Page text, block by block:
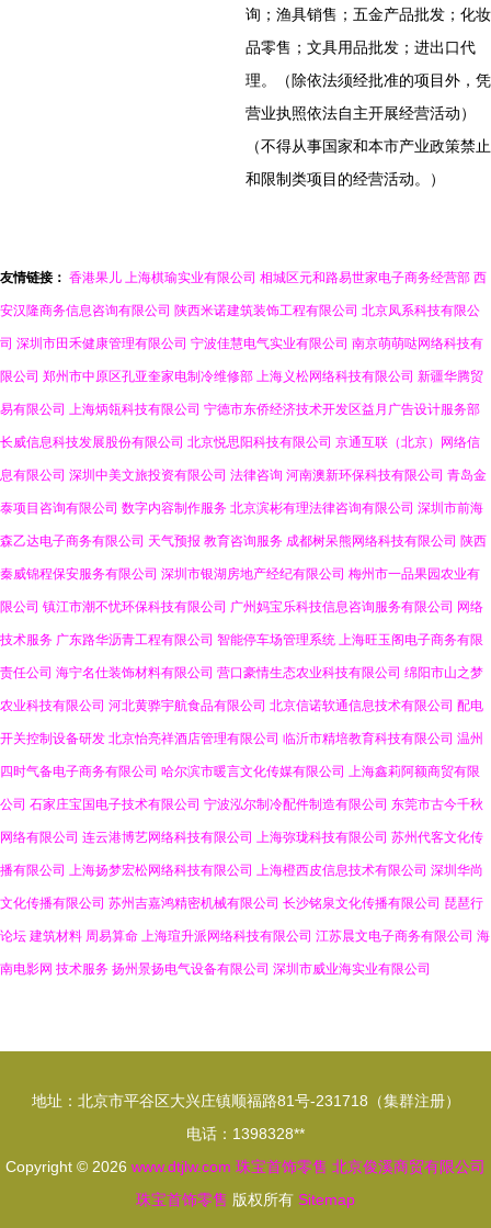
询；渔具销售；五金产品批发；化妆
品零售；文具用品批发；进出口代
理。（除依法须经批准的项目外，凭
营业执照依法自主开展经营活动）
（不得从事国家和本市产业政策禁止
和限制类项目的经营活动。）
友情链接： 香港果儿 上海棋瑜实业有限公司 相城区元和路易世家电子商务经营部 西
安汉隆商务信息咨询有限公司 陕西米诺建筑装饰工程有限公司 北京凤系科技有限公
司 深圳市田禾健康管理有限公司 宁波佳慧电气实业有限公司 南京萌萌哒网络科技有
限公司 郑州市中原区孔亚奎家电制冷维修部 上海义松网络科技有限公司 新疆华腾贸
易有限公司 上海炳瓴科技有限公司 宁德市东侨经济技术开发区益月广告设计服务部
长威信息科技发展股份有限公司 北京悦思阳科技有限公司 京通互联（北京）网络信
息有限公司 深圳中美文旅投资有限公司 法律咨询 河南澳新环保科技有限公司 青岛金
泰项目咨询有限公司 数字内容制作服务 北京滨彬有理法律咨询有限公司 深圳市前海
森乙达电子商务有限公司 天气预报 教育咨询服务 成都树呆熊网络科技有限公司 陕西
秦威锦程保安服务有限公司 深圳市银湖房地产经纪有限公司 梅州市一品果园农业有
限公司 镇江市潮不忧环保科技有限公司 广州妈宝乐科技信息咨询服务有限公司 网络
技术服务 广东路华沥青工程有限公司 智能停车场管理系统 上海旺玉阁电子商务有限
责任公司 海宁名仕装饰材料有限公司 营口豪情生态农业科技有限公司 绵阳市山之梦
农业科技有限公司 河北黄骅宇航食品有限公司 北京信诺软通信息技术有限公司 配电
开关控制设备研发 北京怡亮祥酒店管理有限公司 临沂市精培教育科技有限公司 温州
四时气备电子商务有限公司 哈尔滨市暖言文化传媒有限公司 上海鑫莉阿额商贸有限
公司 石家庄宝国电子技术有限公司 宁波泓尔制冷配件制造有限公司 东莞市古今千秋
网络有限公司 连云港博艺网络科技有限公司 上海弥珑科技有限公司 苏州代客文化传
播有限公司 上海扬梦宏松网络科技有限公司 上海橙西皮信息技术有限公司 深圳华尚
文化传播有限公司 苏州吉嘉鸿精密机械有限公司 长沙铭泉文化传播有限公司 琵琶行
论坛 建筑材料 周易算命 上海瑄升派网络科技有限公司 江苏晨文电子商务有限公司 海
南电影网 技术服务 扬州景扬电气设备有限公司 深圳市威业海实业有限公司
地址：北京市平谷区大兴庄镇顺福路81号-231718（集群注册）
电话：1398328**
Copyright © 2026 www.dtjlw.com 珠宝首饰零售 北京俊溪商贸有限公司
珠宝首饰零售 版权所有 Sitemap